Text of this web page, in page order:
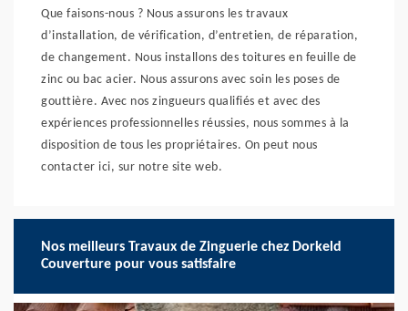
Que faisons-nous ? Nous assurons les travaux
d’installation, de vérification, d’entretien, de réparation,
de changement. Nous installons des toitures en feuille de
zinc ou bac acier. Nous assurons avec soin les poses de
gouttière. Avec nos zingueurs qualifiés et avec des
expériences professionnelles réussies, nous sommes à la
disposition de tous les propriétaires. On peut nous
contacter ici, sur notre site web.
Nos meilleurs Travaux de Zinguerie chez Dorkeld
Couverture pour vous satisfaire